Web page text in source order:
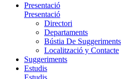
Presentació
Presentació
Directori
Departaments
Bústia De Suggeriments
Localització y Contacte
Suggeriments
Estudis
Estudis